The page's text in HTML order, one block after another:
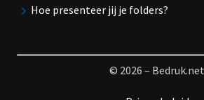
Hoe presenteer jij je folders?
© 2026 – Bedruk.net